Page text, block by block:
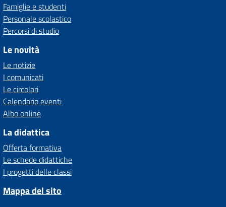
Famiglie e studenti
Personale scolastico
Percorsi di studio
Le novità
Le notizie
I comunicati
Le circolari
Calendario eventi
Albo online
La didattica
Offerta formativa
Le schede didattiche
I progetti delle classi
Mappa del sito